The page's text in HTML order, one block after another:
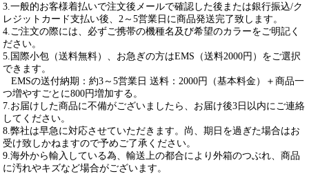
3.一般的お客様着払いで注文後メールで確認した後または銀行振込/ク
レジットカード支払い後、2～5営業日に商品発送完了致します。
4.ご注文の際には、必ずご携帯の機種名及び希望のカラーをご明記く
ださい。
5.国際小包（送料無料）、お急ぎの方はEMS（送料2000円）をご選択
できます。
EMSの送付納期：約3～5営業日 送料：2000円（基本料金）＋商品一
つ増やすごとに800円増加する。
7.お届けした商品に不備がございましたら、お届け後3日以内にご連絡
してください。
8.弊社は早急に対応させていただきます。尚、期日を過ぎた場合はお
受け致しかねますので予めご了承ください。
9.海外から輸入している為、輸送上の都合により外箱のつぶれ、商品
に汚れやキズなど場合がございます。